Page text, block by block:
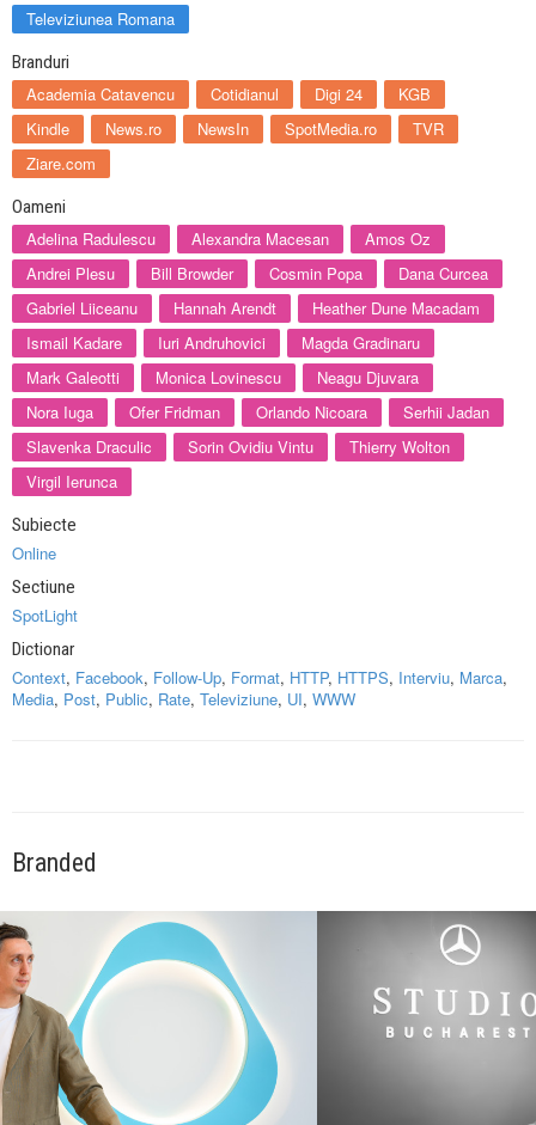
Televiziunea Romana
Branduri
Academia Catavencu Cotidianul Digi 24
KGB
Kindle
News.ro NewsIn SpotMedia.ro
TVR
Ziare.com
Oameni
Adelina Radulescu Alexandra Macesan
Amos Oz
Andrei Plesu
Bill Browder Cosmin Popa
Dana Curcea
Gabriel Liiceanu
Hannah Arendt
Heather Dune Macadam
Ismail Kadare
Iuri Andruhovici
Magda Gradinaru
Mark Galeotti
Monica Lovinescu
Neagu Djuvara
Nora Iuga
Ofer Fridman Orlando Nicoara
Serhii Jadan
Slavenka Draculic
Sorin Ovidiu Vintu
Thierry Wolton
Virgil Ierunca
Subiecte
Online
Sectiune
SpotLight
Dictionar
Context, Facebook, Follow-Up, Format, HTTP, HTTPS, Interviu, Marca,
Media, Post, Public, Rate, Televiziune, UI, WWW
Branded